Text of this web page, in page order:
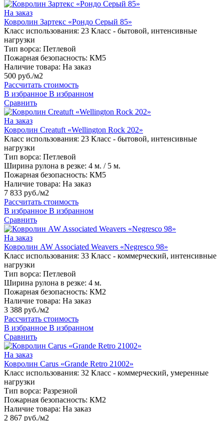
На заказ
Ковролин Зартекс «Рондо Серый 85»
Класс использования: 23 Класс - бытовой, интенсивные
нагрузки
Тип ворса: Петлевой
Пожарная безопасность: КМ5
Наличие товара: На заказ
500 руб./м2
Рассчитать стоимость
В избранное В избранном
Сравнить
На заказ
Ковролин Creatuft «Wellington Rock 202»
Класс использования: 23 Класс - бытовой, интенсивные
нагрузки
Тип ворса: Петлевой
Ширина рулона в резке: 4 м. / 5 м.
Пожарная безопасность: КМ5
Наличие товара: На заказ
7 833 руб./м2
Рассчитать стоимость
В избранное В избранном
Сравнить
На заказ
Ковролин AW Associated Weavers «Negresco 98»
Класс использования: 33 Класс - коммерческий, интенсивные
нагрузки
Тип ворса: Петлевой
Ширина рулона в резке: 4 м.
Пожарная безопасность: КМ2
Наличие товара: На заказ
3 388 руб./м2
Рассчитать стоимость
В избранное В избранном
Сравнить
На заказ
Ковролин Carus «Grande Retro 21002»
Класс использования: 32 Класс - коммерческий, умеренные
нагрузки
Тип ворса: Разрезной
Пожарная безопасность: КМ2
Наличие товара: На заказ
2 867 руб./м2